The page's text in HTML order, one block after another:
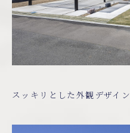
スッキリとした外観デザイン